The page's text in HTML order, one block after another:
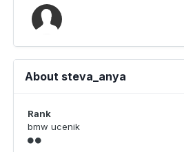
About steva_anya
Rank
bmw ucenik